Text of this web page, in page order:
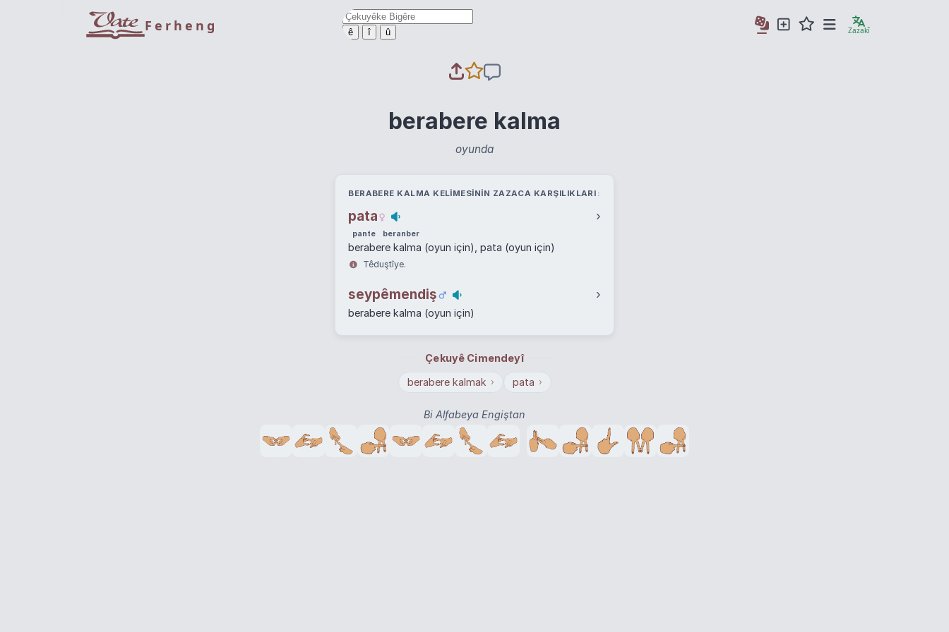
Ferheng ê î û Zazakî
berabere kalma
oyunda
BERABERE KALMA KELIMESININ ZAZACA KARŞILIKLARI
pata ›
pante beranber
berabere kalma (oyun için), pata (oyun için)
Têduştîye.
seypêmendiş ›
berabere kalma (oyun için)
Çekuyê Cimendeyî
berabere kalmak › pata ›
Bi Alfabeya Engiştan